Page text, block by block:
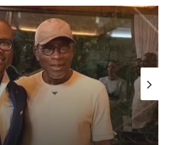
au Bénin :
plébiscité dès le